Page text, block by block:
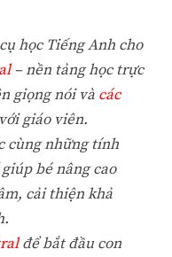
học Tiếng Anh cho
– nền tảng học trực
giọng nói và các
giáo viên.
cùng những tính
bé nâng cao
cải thiện khả
để bắt đầu con